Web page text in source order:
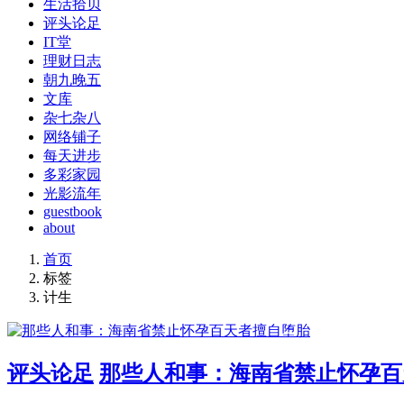
生活拾贝
评头论足
IT堂
理财日志
朝九晚五
文库
杂七杂八
网络铺子
每天进步
多彩家园
光影流年
guestbook
about
首页
标签
计生
评头论足 那些人和事：海南省禁止怀孕